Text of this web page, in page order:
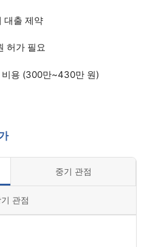
대출 제약
허가 필요
비용 (300만~430만 원)
중기 관점
관점